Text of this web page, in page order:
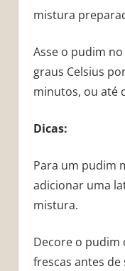
mistura
Asse o pudim
graus Celsius
minutos, ou até
Dicas:
Para um pudim
adicionar uma
mistura.
Decore o pudim
frescas antes